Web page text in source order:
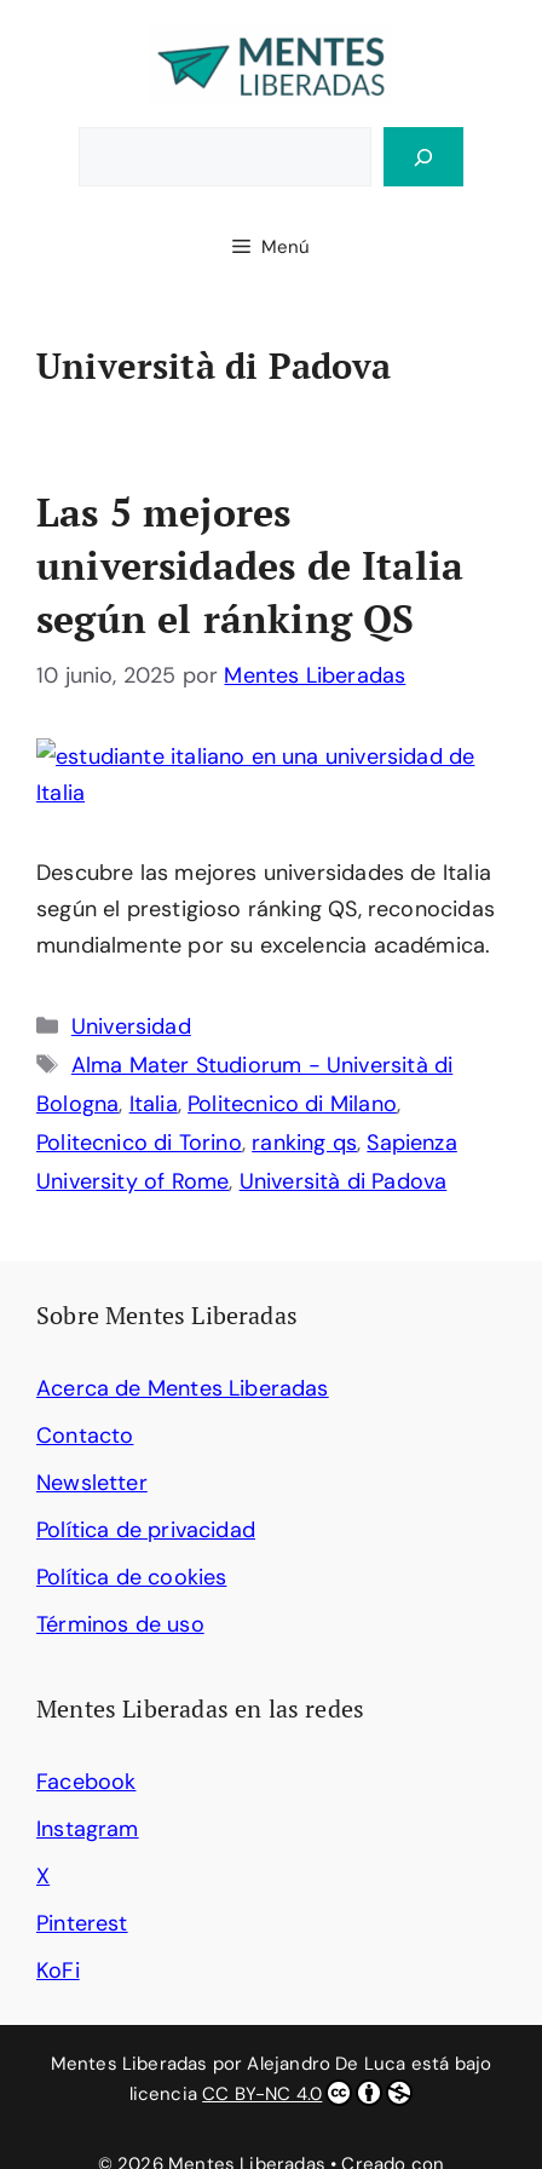
Menú
Università di Padova
Las 5 mejores
universidades de Italia
según el ránking QS
10 junio, 2025 por Mentes Liberadas
Descubre las mejores universidades de Italia
según el prestigioso ránking QS, reconocidas
mundialmente por su excelencia académica.
Categorías
Universidad
Etiquetas
Alma Mater Studiorum - Università di
Bologna, Italia, Politecnico di Milano,
Politecnico di Torino, ranking qs,Sapienza
University of Rome, Università di Padova
Sobre Mentes Liberadas
Acerca de Mentes Liberadas
Contacto
Newsletter
Política de privacidad
Política de cookies
Términos de uso
Mentes Liberadas en las redes
Facebook
Instagram
X
Pinterest
KoFi
Mentes Liberadas porAlejandro De Luca está bajo
licenciaCC BY-NC 4.0
© 2026 Mentes Liberadas • Creado con